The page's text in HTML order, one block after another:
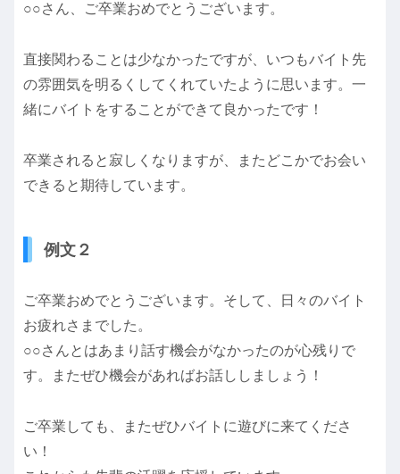
○○さん、ご卒業おめでとうございます。
直接関わることは少なかったですが、いつもバイト先
の雰囲気を明るくしてくれていたように思います。一
緒にバイトをすることができて良かったです！
卒業されると寂しくなりますが、またどこかでお会い
できると期待しています。
例文２
ご卒業おめでとうございます。そして、日々のバイト
お疲れさまでした。
○○さんとはあまり話す機会がなかったのが心残りで
す。またぜひ機会があればお話ししましょう！
ご卒業しても、またぜひバイトに遊びに来てくださ
い！